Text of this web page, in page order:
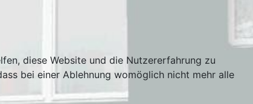
diese Website und die Nutzererfahrung zu
bei einer Ablehnung womöglich nicht mehr alle